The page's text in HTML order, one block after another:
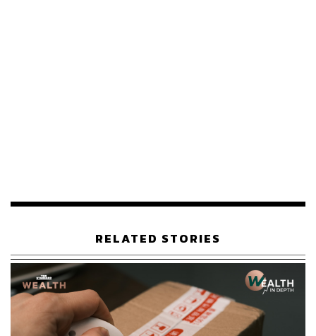
Travel หรือการท่องเที่ยวเพื่อเก็บประสบการณ์หลังทำงาน
นอกจากนี้ Gen Y ยังแชร์ประสบการณ์เลี้ยงลูก Gen Alpha
มากขึ้น โดยให้น้ำหนักกับการพัฒนา EQ ควบคู่ทักษะ
วิชาการ สะท้อนว่าคนกลุ่มนี้มองหาความมั่นคงทั้งด้านการ
เงินและอารมณ์ไปพร้อมกัน
RELATED STORIES